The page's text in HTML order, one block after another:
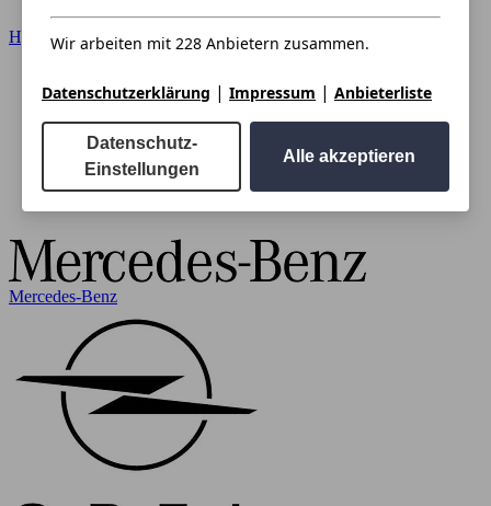
Hyundai
Mercedes-Benz
Wir arbeiten mit 228 Anbietern zusammen.
Datenschutzerklärung | Impressum | Anbieterliste
Datenschutz-
Einstellungen
Alle akzeptieren